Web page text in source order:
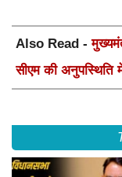
Also Read -
सीएम की अनुपस्थिति